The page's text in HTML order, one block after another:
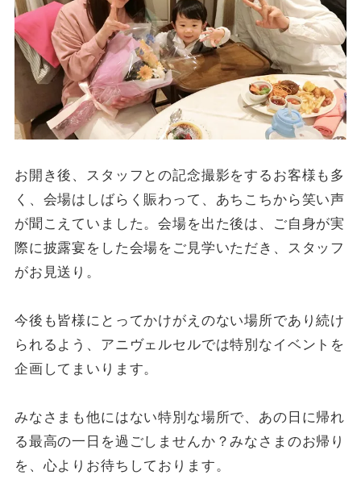
お開き後、スタッフとの記念撮影をするお客様も多
く、会場はしばらく賑わって、あちこちから笑い声
が聞こえていました。会場を出た後は、ご自身が実
際に披露宴をした会場をご見学いただき、スタッフ
がお見送り。
今後も皆様にとってかけがえのない場所であり続け
られるよう、アニヴェルセルでは特別なイベントを
企画してまいります。
みなさまも他にはない特別な場所で、あの日に帰れ
る最高の一日を過ごしませんか？みなさまのお帰り
を、心よりお待ちしております。